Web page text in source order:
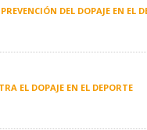
DEL DOPAJE EN EL
EL DOPAJE EN EL DEPORTE